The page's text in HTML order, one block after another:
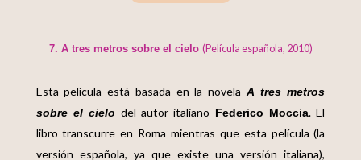
7. A tres metros sobre el cielo (Película española, 2010)
Esta película está basada en la novela A tres metros
sobre el cielo del autor italiano Federico Moccia. El
libro transcurre en Roma mientras que esta película (la
versión española, ya que existe una versión italiana),